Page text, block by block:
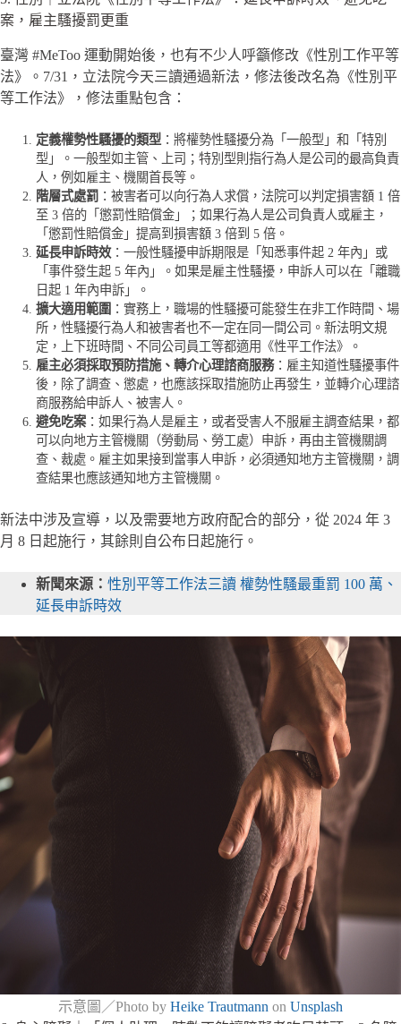
案，雇主騷擾罰更重
臺灣 #MeToo 運動開始後，也有不少人呼籲修改《性別工作平等
法》。7/31，立法院今天三讀通過新法，修法後改名為《性別平
等工作法》，修法重點包含：
定義權勢性騷擾的類型 ：將權勢性騷擾分為「一般型」和「特別
型」。一般型如主管、上司；特別型則指行為人是公司的最高負責
人，例如雇主、機關首長等。
階層式處罰 ：被害者可以向行為人求償，法院可以判定損害額 1 倍
至 3 倍的「懲罰性賠償金」；如果行為人是公司負責人或雇主，
「懲罰性賠償金」提高到損害額 3 倍到 5 倍。
延長申訴時效：一般性騷擾申訴期限是「知悉事件起 2 年內」或
「事件發生起 5 年內」。如果是雇主性騷擾，申訴人可以在「離職
日起 1 年內申訴」。
擴大適用範圍 ：實務上，職場的性騷擾可能發生在非工作時間、場
所，性騷擾行為人和被害者也不一定在同一間公司。新法明文規
定，上下班時間、不同公司員工等都適用《性平工作法》。
雇主必須採取預防措施、轉介心理諮商服務：雇主知道性騷擾事件
後，除了調查、懲處，也應該採取措施防止再發生，並轉介心理諮
商服務給申訴人、被害人。
避免吃案：如果行為人是雇主，或者受害人不服雇主調查結果，都
可以向地方主管機關（勞動局、勞工處）申訴，再由主管機關調
查、裁處。雇主如果接到當事人申訴，必須通知地方主管機關，調
查結果也應該通知地方主管機關。
新法中涉及宣導，以及需要地方政府配合的部分，從 2024 年 3
月 8 日起施行，其餘則自公布日起施行。
新聞來源： 性別平等工作法三讀 權勢性騷最重罰 100 萬、
延長申訴時效
示意圖／Photo by Heike Trautmann on Unsplash